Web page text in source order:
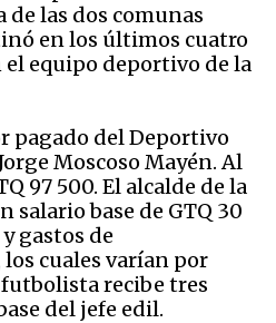
las dos comunas
en los últimos cuatro
el equipo deportivo de la
pagado del Deportivo
Moscoso Mayén. Al
97 500. El alcalde de la
salario base de GTQ 30
gastos de
cuales varían por
futbolista recibe tres
del jefe edil.